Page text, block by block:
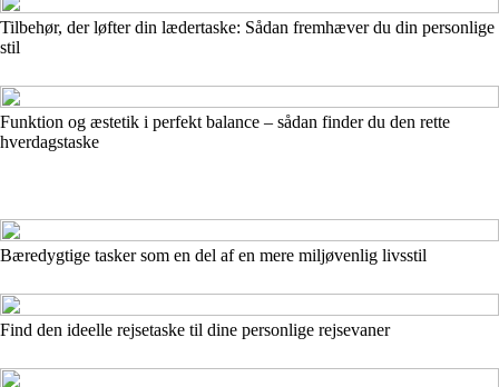
Tilbehør, der løfter din lædertaske: Sådan fremhæver du din personlige
stil
Funktion og æstetik i perfekt balance – sådan finder du den rette
hverdagstaske
Bæredygtige tasker som en del af en mere miljøvenlig livsstil
Find den ideelle rejsetaske til dine personlige rejsevaner